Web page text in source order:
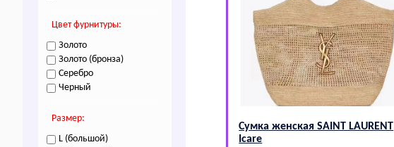
Цвет фурнитуры:
Золото
Золото (бронза)
Серебро
Черный
Размер:
L (большой)
Сумка женская SАINТ LАURЕNТ
Icare